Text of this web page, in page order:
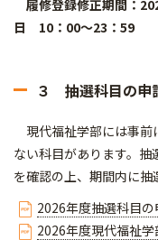
履修登録修正期間：
日 10：00～23：59
３ 抽選科目の申
現代福祉学部には事前
ない科目があります。
を確認の上、期間内に抽
2026年度抽選科目の
2026年度現代福祉